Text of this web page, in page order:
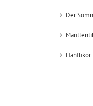
Der
Hanflikör